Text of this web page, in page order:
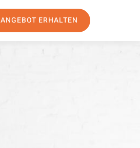
ANGEBOT ERHALTEN